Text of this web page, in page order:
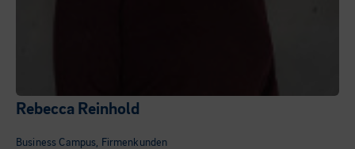
Rebecca Reinhold
Business Campus, Firmenkunden